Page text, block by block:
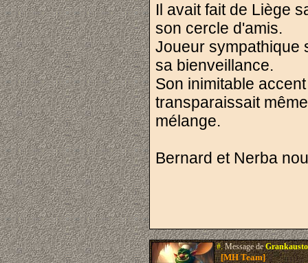
Il avait fait de Liège
son cercle d'amis.
Joueur sympathique
sa bienveillance.
Son inimitable
transparaissait
mélange.
Bernard et Nerba
#.Message deGrankausto
[MH Team]